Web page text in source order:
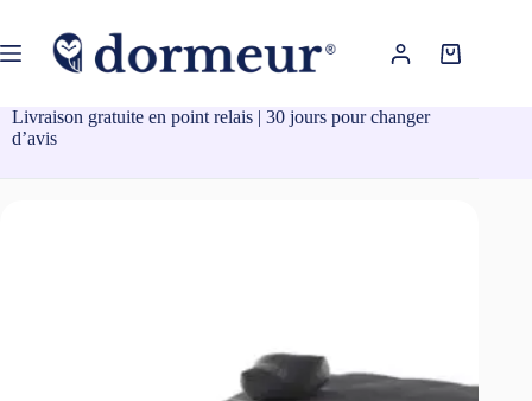
contenu
Panier
Livraison gratuite en point relais | 30 jours pour changer
d’avis